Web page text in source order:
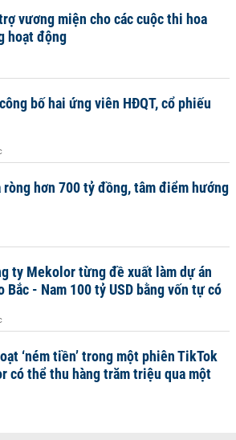
vương miện cho các cuộc thi hoa
hoạt động
bố hai ứng viên HĐQT, cổ phiếu
hơn 700 tỷ đồng, tâm điểm hướng
ty Mekolor từng đề xuất làm dự án
- Nam 100 tỷ USD bằng vốn tự có
‘ném tiền’ trong một phiên TikTok
có thể thu hàng trăm triệu qua một